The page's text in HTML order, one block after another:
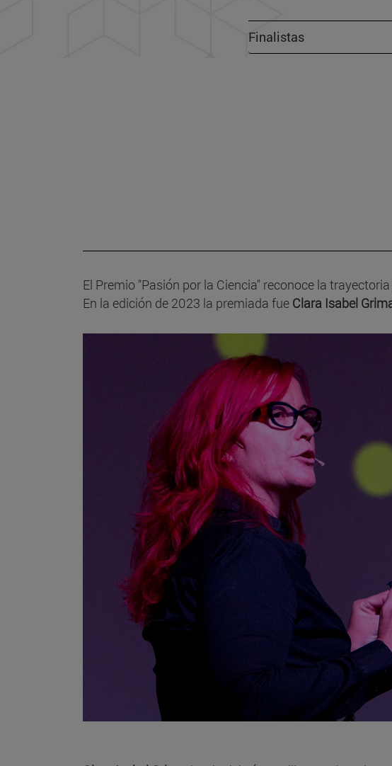
Finalistas
El Premio "Pasión por la Ciencia" reconoce la
En la edición de 2023 la premiada fue Clara Isabel